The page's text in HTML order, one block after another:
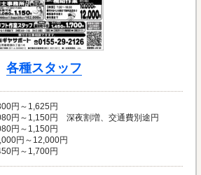
各種スタッフ
円～1,625円
円～1,150円 深夜割増、交通費別途円
円～1,150円
円～12,000円
円～1,700円